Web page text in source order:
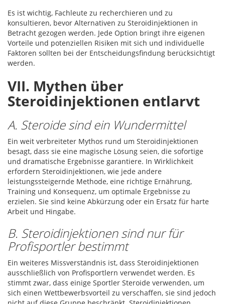
Es ist wichtig, Fachleute zu recherchieren und zu
konsultieren, bevor Alternativen zu Steroidinjektionen in
Betracht gezogen werden. Jede Option bringt ihre eigenen
Vorteile und potenziellen Risiken mit sich und individuelle
Faktoren sollten bei der Entscheidungsfindung berücksichtigt
werden.
VII. Mythen über
Steroidinjektionen entlarvt
A. Steroide sind ein Wundermittel
Ein weit verbreiteter Mythos rund um Steroidinjektionen
besagt, dass sie eine magische Lösung seien, die sofortige
und dramatische Ergebnisse garantiere. In Wirklichkeit
erfordern Steroidinjektionen, wie jede andere
leistungssteigernde Methode, eine richtige Ernährung,
Training und Konsequenz, um optimale Ergebnisse zu
erzielen. Sie sind keine Abkürzung oder ein Ersatz für harte
Arbeit und Hingabe.
B. Steroidinjektionen sind nur für
Profisportler bestimmt
Ein weiteres Missverständnis ist, dass Steroidinjektionen
ausschließlich von Profisportlern verwendet werden. Es
stimmt zwar, dass einige Sportler Steroide verwenden, um
sich einen Wettbewerbsvorteil zu verschaffen, sie sind jedoch